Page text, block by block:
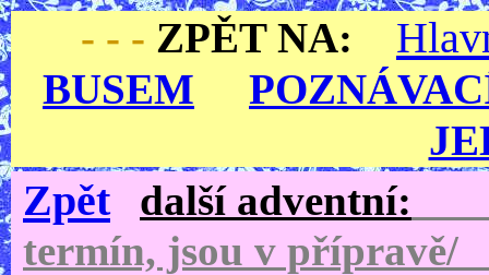
- - - ZPĚT NA:
BUSEM
Zpět
další adventní:
termín,